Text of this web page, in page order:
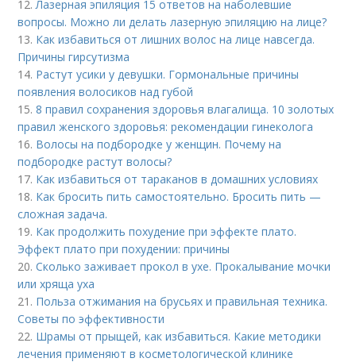
12. Лазерная эпиляция 15 ответов на наболевшие
вопросы. Можно ли делать лазерную эпиляцию на лице?
13. Как избавиться от лишних волос на лице навсегда.
Причины гирсутизма
14. Растут усики у девушки. Гормональные причины
появления волосиков над губой
15.8 правил сохранения здоровья влагалища. 10 золотых
правил женского здоровья: рекомендации гинеколога
16. Волосы на подбородке у женщин. Почему на
подбородке растут волосы?
17. Как избавиться от тараканов в домашних условиях
18. Как бросить пить самостоятельно. Бросить пить —
сложная задача.
19. Как продолжить похудение при эффекте плато.
Эффект плато при похудении: причины
20.Сколько заживает прокол в ухе. Прокалывание мочки
или хряща уха
21. Польза отжимания на брусьях и правильная техника.
Советы по эффективности
22. Шрамы от прыщей, как избавиться. Какие методики
лечения применяют в косметологической клинике